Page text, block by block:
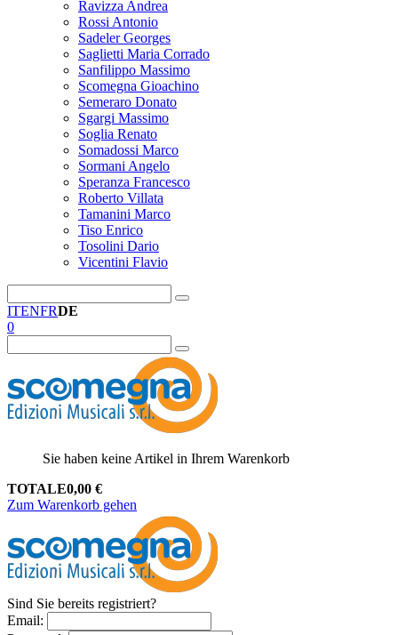
Ravizza Andrea
Rossi Antonio
Sadeler Georges
Saglietti Maria Corrado
Sanfilippo Massimo
Scomegna Gioachino
Semeraro Donato
Sgargi Massimo
Soglia Renato
Somadossi Marco
Sormani Angelo
Speranza Francesco
Roberto Villata
Tamanini Marco
Tiso Enrico
Tosolini Dario
Vicentini Flavio
ITENFRDE
0
Sie haben keine Artikel in Ihrem Warenkorb
TOTALE0,00 €
Zum Warenkorb gehen
Sind Sie bereits registriert?
Email: